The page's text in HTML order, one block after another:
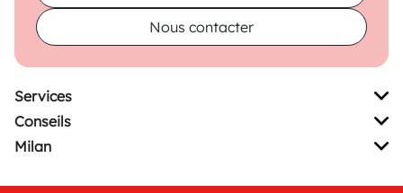
Nous contacter
Services
Conseils
Milan